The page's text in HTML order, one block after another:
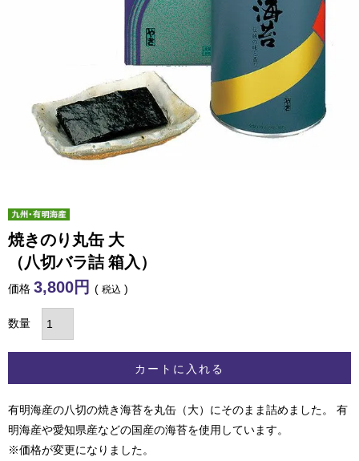
焼きのり丸缶 大
（八切バラ詰 箱入）
価格 3,800 税込
カートに入れる
有明海産の八切の焼き海苔を丸缶（大）にそのまま詰めました。 有
明海産や愛知県産などの国産の海苔を使用しています。
※価格が変更になりました。